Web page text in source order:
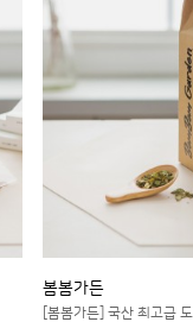
봄봄가든
[봄봄가든] 국산 최고급